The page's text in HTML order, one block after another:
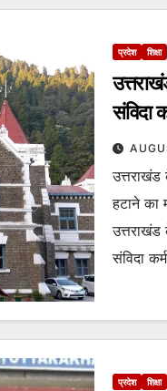
प्रदेश शिक्षा
संविदा
उत्तराखंड
हटाने का
उत्तराखंड
संविदा
प्रदेश शिक्षा